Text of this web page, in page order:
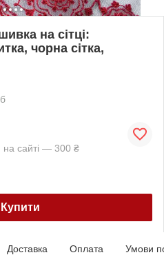
на сітці:
чорна сітка,
на сайті — 300 ₴
Купити
Доставка Оплата Умови